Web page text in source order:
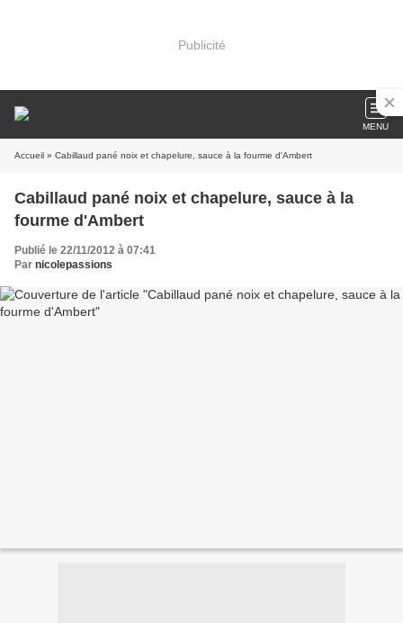
Publicité
MENU
Accueil » Cabillaud pané noix et chapelure, sauce à la fourme d'Ambert
Cabillaud pané noix et chapelure, sauce à la
fourme d'Ambert
Publié le 22/11/2012 à 07:41
Par nicolepassions